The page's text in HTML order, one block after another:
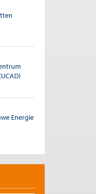
Energie